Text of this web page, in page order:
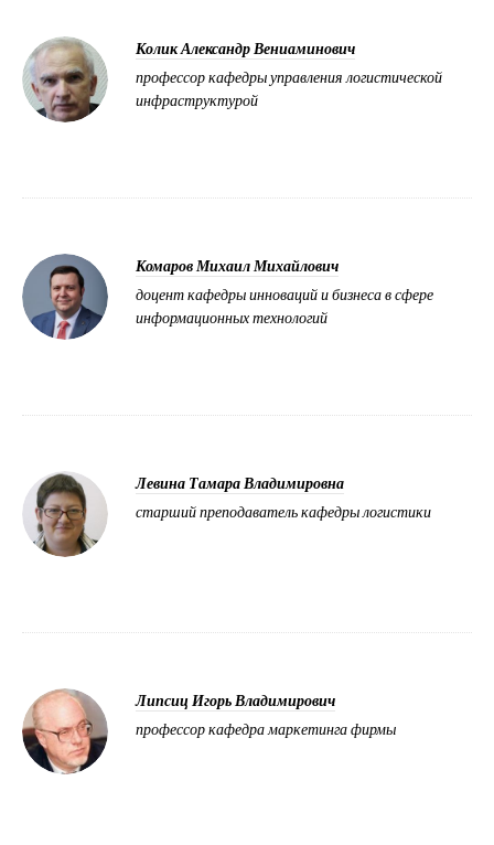
Колик Александр Вениаминович
профессор кафедры управления логистической
инфраструктурой
Комаров Михаил Михайлович
доцент кафедры инноваций и бизнеса в сфере
информационных технологий
Левина Тамара Владимировна
старший преподаватель кафедры логистики
Липсиц Игорь Владимирович
профессор кафедра маркетинга фирмы